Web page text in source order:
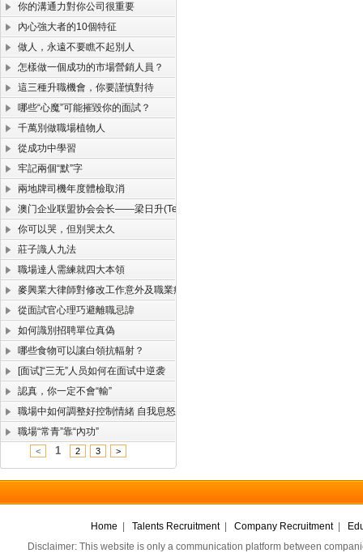
你的溝通力對你公司很重要
內心強大者的10個特征
做人，永遠不要瞧不起別人
怎樣做一個成功的市場營銷人員？
這三種升職機會，你要謹慎對待
哪些“心魔”可能摧毀你的面試？
千萬別做職場植物人
從成功中學習
牢記兩個“默”字
兩地牌司機年度體檢取消
澳门企业联盟协会会长——梁日升(TerrySir)
你可以哭，但別哭太久
莊子識人九法
職場達人需練就四大本領
麥興業大律師對修改工作意外及職業病損害的彌補制度解答
從面試官心理巧避離職忌諱
如何識別招聘單位真偽
哪些食物可以讓白領抗輻射？
[面试]“三无”人员如何在面试中逆袭
認真，你一定不會“輸”
職場中如何調整好控制情緒 自我息怒的妙招
職場“常青”靠“內功”
< 1 2 3 >
Home Talents Recruitment| Company Recruitment|
Disclaimer: This website is only a communication platform between